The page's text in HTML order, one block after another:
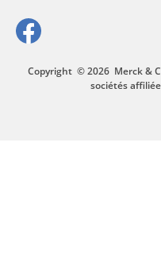
Copyright © 2026 Merck &
sociétés